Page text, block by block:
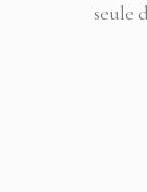
seule